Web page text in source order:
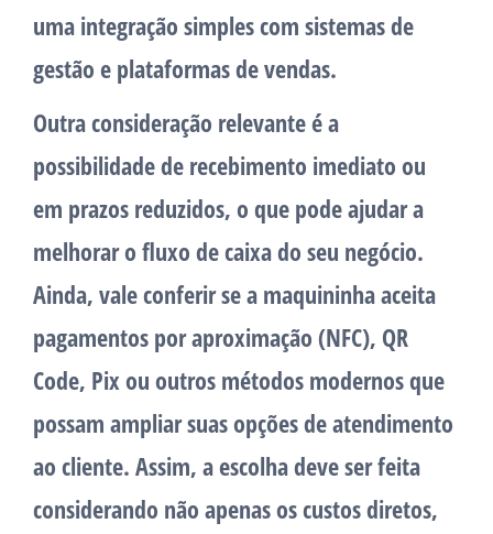
uma integração simples com sistemas de
gestão e plataformas de vendas.
Outra consideração relevante é a
possibilidade de recebimento imediato ou
em prazos reduzidos, o que pode ajudar a
melhorar o fluxo de caixa do seu negócio.
Ainda, vale conferir se a maquininha aceita
pagamentos por aproximação (NFC), QR
Code, Pix ou outros métodos modernos que
possam ampliar suas opções de atendimento
ao cliente. Assim, a escolha deve ser feita
considerando não apenas os custos diretos,